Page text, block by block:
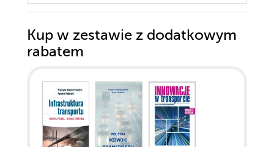
Kup w zestawie z dodatkowym
rabatem